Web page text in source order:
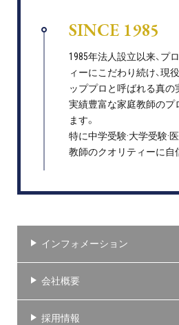
SINCE 1985
1985年法人設立以来、プ
ィーにこだわり続け、現
ッププロと呼ばれる真
実績豊富な家庭教師のプ
ます。
特に中学受験·大学受験·
教師のクオリティーに自
インフォメーション
会社概要
採用情報